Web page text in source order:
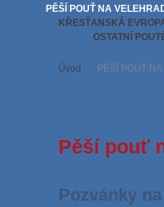
PĚŠÍ POUŤ NA
KŘESŤANSKÁ
OSTATNÍ
Úvod PĚŠÍ POUŤ
Pěší pouť
Pozvánky